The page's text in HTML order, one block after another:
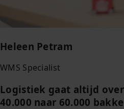
Heleen Petram
WMS Specialist
Logistiek gaat altijd
40.000 naar 60.000